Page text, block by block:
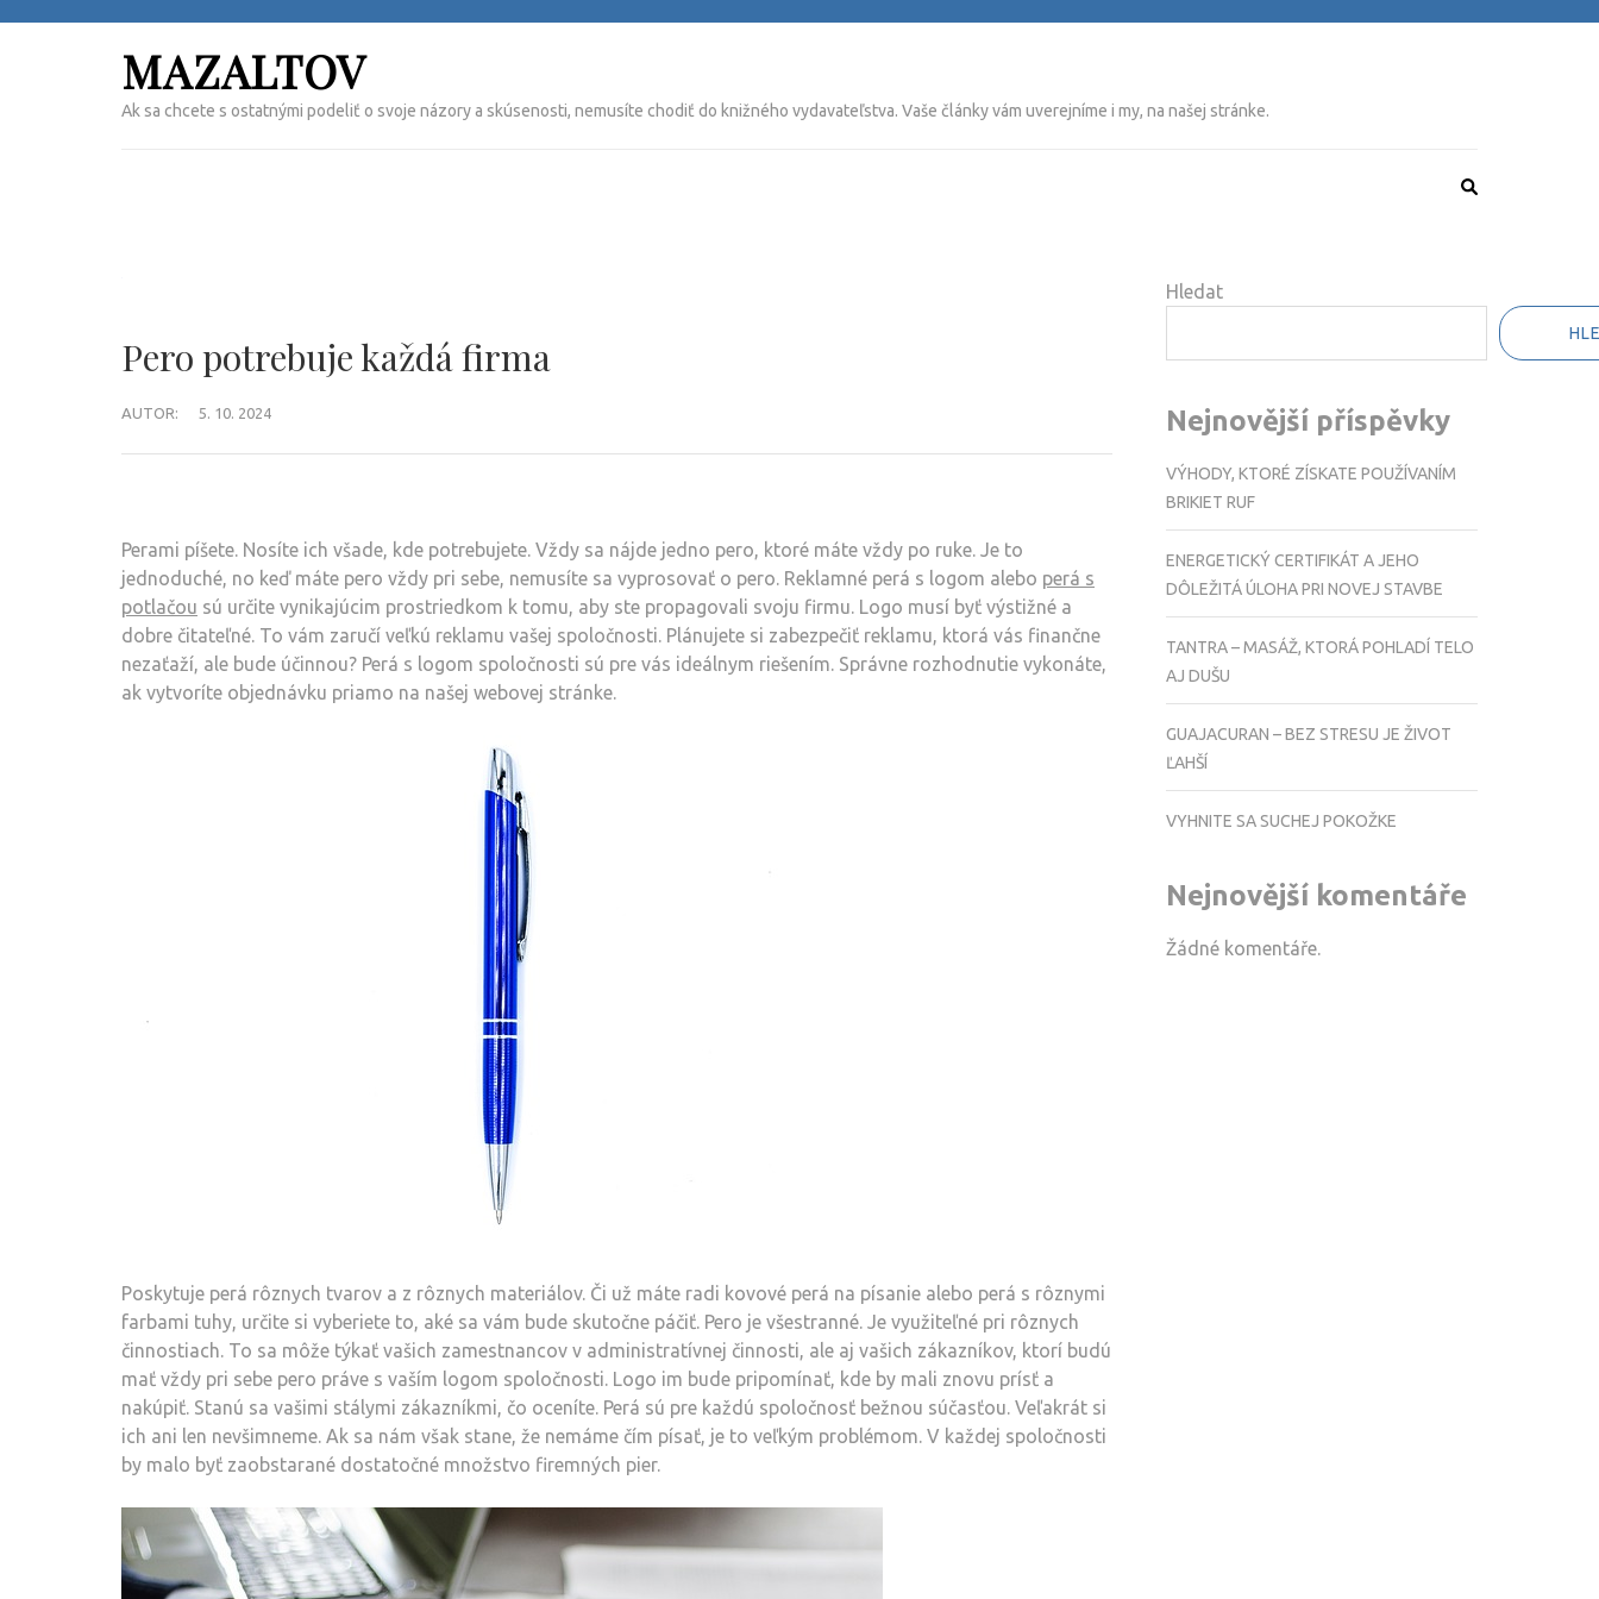
MAZALTOV
Ak sa chcete s ostatnými podeliť o svoje názory a skúsenosti, nemusíte chodiť do knižného vydavateľstva. Vaše články vám uverejníme i my, na našej stránke.
Pero potrebuje každá firma
AUTOR: 5. 10. 2024
Perami píšete. Nosíte ich všade, kde potrebujete. Vždy sa nájde jedno pero, ktoré máte vždy po ruke. Je to
jednoduché, no keď máte pero vždy pri sebe, nemusíte sa vyprosovať o pero. Reklamné perá s logom alebo perá s
potlačou sú určite vynikajúcim prostriedkom k tomu, aby ste propagovali svoju firmu. Logo musí byť výstižné a
dobre čitateľné. To vám zaručí veľkú reklamu vašej spoločnosti. Plánujete si zabezpečiť reklamu, ktorá vás finančne
nezaťaží, ale bude účinnou? Perá s logom spoločnosti sú pre vás ideálnym riešením. Správne rozhodnutie vykonáte,
ak vytvoríte objednávku priamo na našej webovej stránke.
Poskytuje perá rôznych tvarov a z rôznych materiálov. Či už máte radi kovové perá na písanie alebo perá s rôznymi
farbami tuhy, určite si vyberiete to, aké sa vám bude skutočne páčiť. Pero je všestranné. Je využiteľné pri rôznych
činnostiach. To sa môže týkať vašich zamestnancov v administratívnej činnosti, ale aj vašich zákazníkov, ktorí budú
mať vždy pri sebe pero práve s vaším logom spoločnosti. Logo im bude pripomínať, kde by mali znovu prísť a
nakúpiť. Stanú sa vašimi stálymi zákazníkmi, čo oceníte. Perá sú pre každú spoločnosť bežnou súčasťou. Veľakrát si
ich ani len nevšimneme. Ak sa nám však stane, že nemáme čím písať, je to veľkým problémom. V každej spoločnosti
by malo byť zaobstarané dostatočné množstvo firemných pier.
Hledat
Nejnovější příspěvky
VÝHODY, KTORÉ ZÍSKATE POUŽÍVANÍM
BRIKIET RUF
ENERGETICKÝ CERTIFIKÁT A JEHO
DÔLEŽITÁ ÚLOHA PRI NOVEJ STAVBE
TANTRA – MASÁŽ, KTORÁ POHLADÍ TELO
AJ DUŠU
GUAJACURAN – BEZ STRESU JE ŽIVOT
ĽAHŠÍ
VYHNITE SA SUCHEJ POKOŽKE
Nejnovější komentáře
Žádné komentáře.